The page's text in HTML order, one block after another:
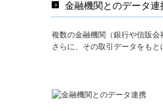
金融機関とのデータ連
複数の金融機関（銀行や信販会
さらに、その取引データをもと